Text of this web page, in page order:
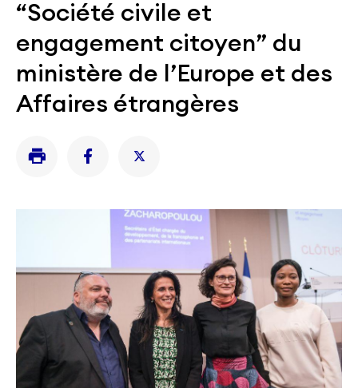
“Société civile et
engagement citoyen” du
ministère de l’Europe et des
Affaires étrangères